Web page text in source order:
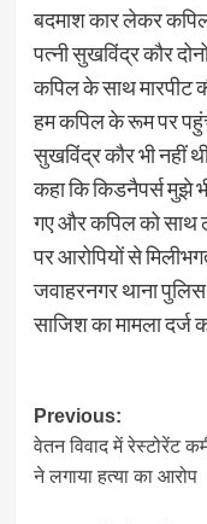
बदमाश कार लेकर
पत्नी सुखविंद्र कौर
कपिल के साथ
हम कपिल के रूम पर
सुखविंद्र कौर भी नहीं
कहा कि किडनैपर्स मुझे
गए और कपिल को साथ
पर आरोपियों से
जवाहरनगर थाना
साजिश का मामला दर्ज
Post
Previous:
वेतन विवाद में रेस्टोरेंट
ने लगाया हत्या का आरोप